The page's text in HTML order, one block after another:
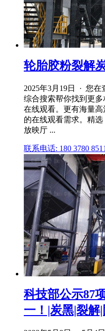
轮胎胶粉裂解
2025年3月19日 · 您
综合搜索帮你找到更
在线观看。更有海量
的在线观看需求。精
放映厅 ...
联系电话: 180 3780 8511
科技部公示87
一！|炭黑|裂解